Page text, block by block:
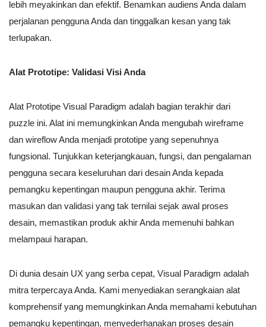
lebih meyakinkan dan efektif. Benamkan audiens Anda dalam
perjalanan pengguna Anda dan tinggalkan kesan yang tak
terlupakan.
Alat Prototipe: Validasi Visi Anda
Alat Prototipe Visual Paradigm adalah bagian terakhir dari
puzzle ini. Alat ini memungkinkan Anda mengubah wireframe
dan wireflow Anda menjadi prototipe yang sepenuhnya
fungsional. Tunjukkan keterjangkauan, fungsi, dan pengalaman
pengguna secara keseluruhan dari desain Anda kepada
pemangku kepentingan maupun pengguna akhir. Terima
masukan dan validasi yang tak ternilai sejak awal proses
desain, memastikan produk akhir Anda memenuhi bahkan
melampaui harapan.
Di dunia desain UX yang serba cepat, Visual Paradigm adalah
mitra terpercaya Anda. Kami menyediakan serangkaian alat
komprehensif yang memungkinkan Anda memahami kebutuhan
pemangku kepentingan, menyederhanakan proses desain